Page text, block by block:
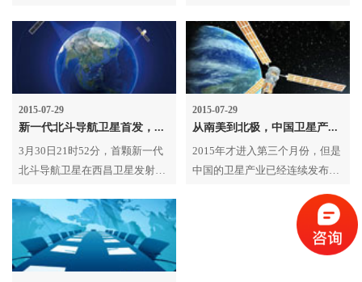
称“《白皮书》”)。 2014年我国
卫星导航与位置服务产业高速发
展，总体产值达到1343亿元，较
2013年增长29.1%。北斗应用占
比进一步提高，国内卫星导航市
场新增销售产品及系统超过80%
已采用北斗兼容技术。
空。这是我国通信技术试验系列
卫星的首颗星，主要用于开展Ka
频段宽带通信技术试验。
2015-07-29
新一代北斗导航卫星首发，手机定位精度可达2米
3月30日21时52分，首颗新一代
北斗导航卫星在西昌卫星发射中
并由远征一号上面级成功送入至
目标轨道。
2015-07-29
从南美到北极，中国卫星产业开启全球化模式
2015年才进入第三个月份，但是
中国的卫星产业已经连续发布了
球化的第一步。从某种意义上
说，2015年将成为中国卫星产业